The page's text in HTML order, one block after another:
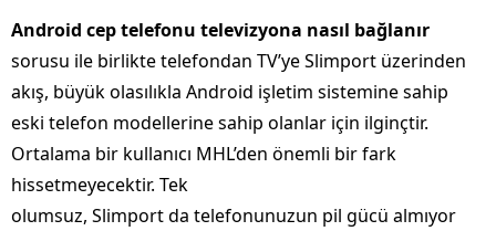
Android ceptelefonu televizyona nasıl bağlanır
sorusu ile birlikte telefondan TV’ye Slimport üzerinden
akış, büyük olasılıkla Android işletim sistemine sahip
eski telefon modellerine sahip olanlar için ilginçtir.
Ortalama bir kullanıcı MHL’den önemli bir fark
hissetmeyecektir. Tek
olumsuz, Slimport da telefonunuzun pil gücü almıyor